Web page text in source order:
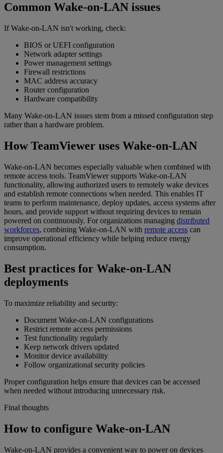
Common Wake-on-LAN issues
If Wake-on-LAN isn't working, check:
BIOS or UEFI configuration
Network adapter settings
Power management settings
Firewall restrictions
MAC address accuracy
Router configuration
Hardware compatibility
Many Wake-on-LAN issues stem from a missed configuration step
rather than a hardware problem.
How TeamViewer uses Wake-on-LAN
Wake-on-LAN becomes especially valuable when combined with
remote access tools. TeamViewer supports Wake-on-LAN
functionality, allowing authorized users to remotely wake devices
and establish remote connections when needed. This enables IT
teams to perform maintenance, deploy updates, access systems after
hours, and provide support without requiring devices to remain
powered on continuously. For organizations managing distributed
workforces, combining Wake-on-LAN with remote access can
improve operational efficiency while helping reduce energy
consumption.
Best practices for Wake-on-LAN
deployments
To maximize reliability and security:
Document Wake-on-LAN configurations
Restrict remote access permissions
Test functionality regularly
Keep network drivers updated
Monitor device availability
Follow organizational security policies
Proper configuration helps ensure that devices can be accessed
when needed without introducing unnecessary risk.
Final thoughts
How to configure Wake-on-LAN
Wake-on-LAN provides a convenient way to power on devices